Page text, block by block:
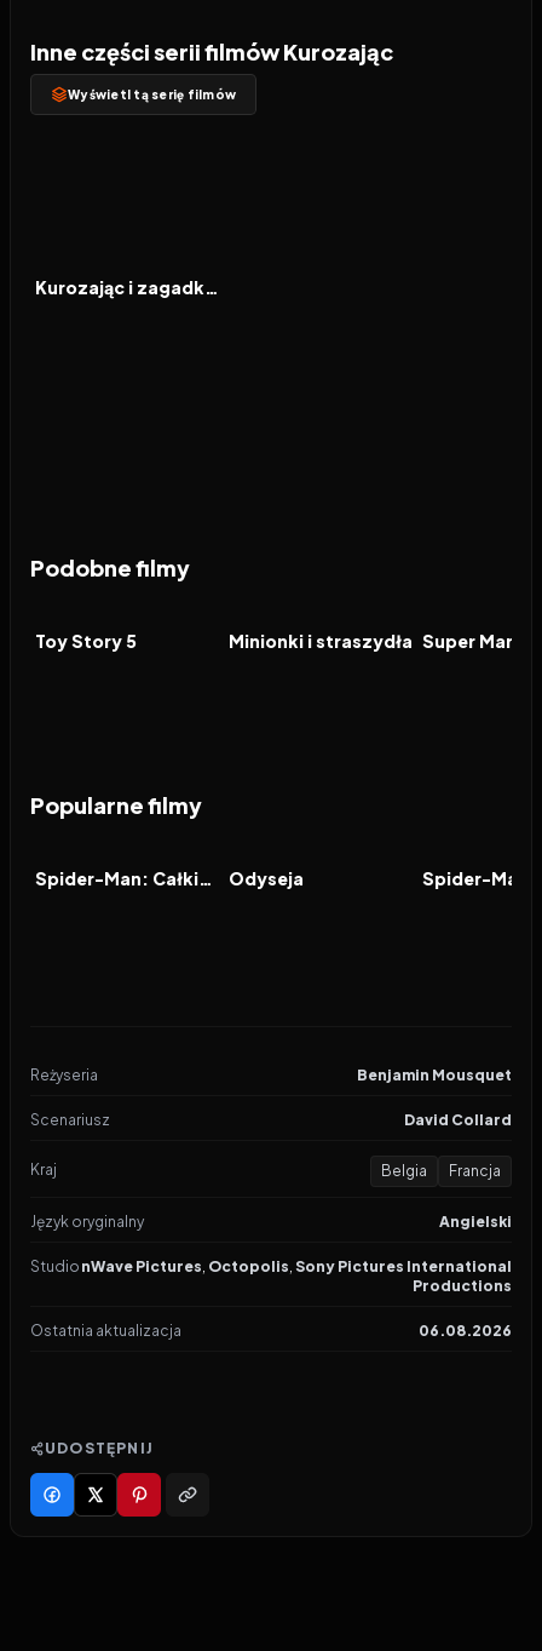
Inne części serii filmów Kurozając
Wyświetl tą serię filmów
FILM Kurozając i zagadka Chomika Ciemności
Podobne filmy
FILM
Toy Story 5 FILM
Minionki i straszydła FILM
Popularne filmy
FILM Spider-Man: Całkiem nowy dzień FILM
Odyseja FILM
Reżyseria Benjamin Mousquet
Scenariusz David Collard
Kraj Belgia Francja
Język oryginalny Angielski
Studio nWave Pictures, Octopolis, Sony Pictures International
Productions
Ostatnia aktualizacja 06.08.2026
UDOSTĘPNIJ